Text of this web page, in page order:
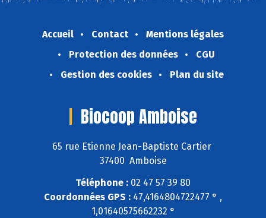
Accueil Contact
Mentions légales
Protection des données
CGU
Gestion des cookies
Plan du site
Biocoop Amboise
65 rue Etienne Jean-Baptiste Cartier
37400 Amboise
Téléphone : 02 47 57 39 80
Coordonnées GPS : 47,4164804722477 ° ,
1,01640575662232 °